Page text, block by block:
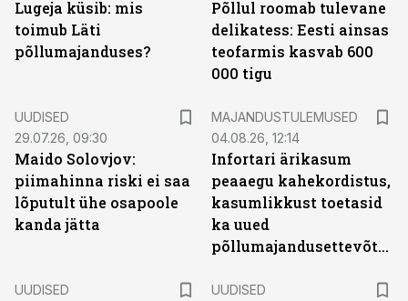
Lugeja küsib: mis
toimub Läti
põllumajanduses?
Põllul roomab tulevane
delikatess: Eesti ainsas
teofarmis kasvab 600
000 tigu
UUDISED
29.07.26, 09:30
Maido Solovjov:
piimahinna riski ei saa
lõputult ühe osapoole
kanda jätta
MAJANDUSTULEMUSED
04.08.26, 12:14
Infortari ärikasum
peaaegu kahekordistus,
kasumlikkust toetasid
ka uued
põllumajandusettevõtted
UUDISED
UUDISED